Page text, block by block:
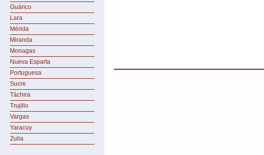
Guárico
Lara
Mérida
Miranda
Monagas
Nueva Esparta
Portuguesa
Sucre
Táchira
Trujillo
Vargas
Yaracuy
Zulia